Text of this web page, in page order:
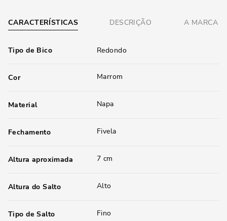
CARACTERÍSTICAS DESCRIÇÃO A MARCA
Tipo de Bico Redondo
Cor Marrom
Material Napa
Fechamento Fivela
Altura aproximada 7 cm
Altura do Salto Alto
Tipo de Salto Fino